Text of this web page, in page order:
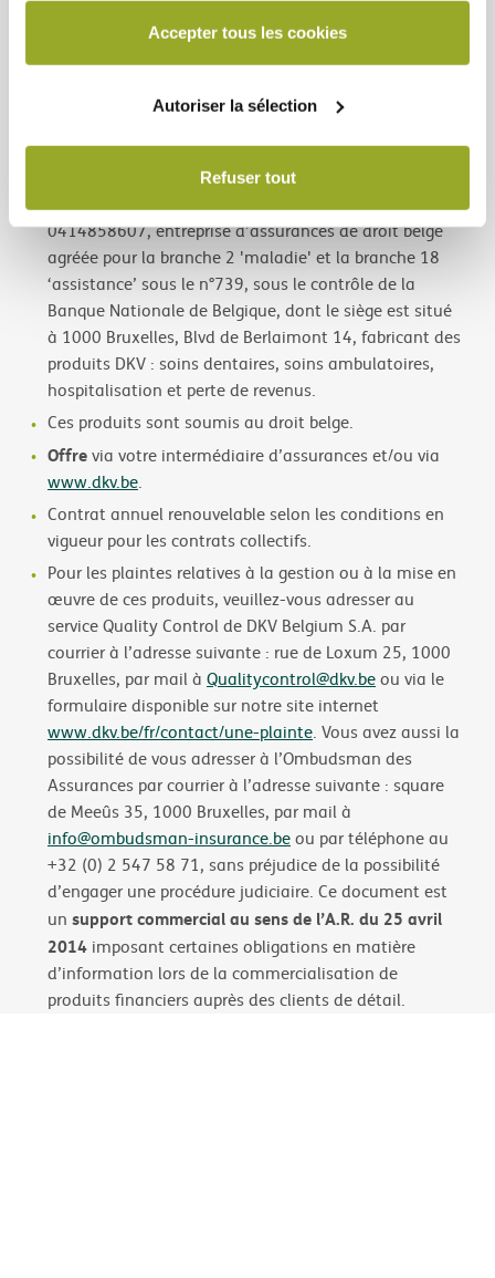
cookies par DKV ou sur la manière de bloquer et/ou de
supprimer les cookies, veuillez consulter notre
déclaration relative aux cookies, disponible au bas de
Accepter tous les cookies
Autoriser la sélection
Refuser tout
les Conditions Générales d’Assurance et les
Documents d’Information Produit (IPID)avant de
souscrire. Ces documents sont disponibles auprès de
votre intermédiaire d’assurances, sur www.dkv.be
gratuitement auprès de DKV Belgium.
DKV Belgium S.A. | Rue de Loxum 25 | 1000 Bruxelles |
Tél. : +32(0)2 287 64 11 |www.dkv.be| R.P.M.
0414858607, entreprise d’assurances de droit belge
agréée pour la branche 2 'maladie' et la branche 18
‘assistance’ sous le n°739, sous le contrôle de la
Banque Nationale de Belgique, dont le siège est situé
à 1000 Bruxelles, Blvd de Berlaimont 14, fabricant des
produits DKV : soins dentaires, soins ambulatoires,
hospitalisation et perte de revenus.
Ces produits sont soumis au droit belge.
Offrevia votre intermédiaire d’assurances et/ou via
www.dkv.be.
Contrat annuel renouvelable selon les conditions en
vigueur pour les contrats collectifs.
Pour les plaintes relatives à la gestion ou à la mise en
œuvre de ces produits, veuillez-vous adresser au
service Quality Control de DKV Belgium S.A. par
courrier à l’adresse suivante : rue de Loxum 25, 1000
Bruxelles, par mail à Qualitycontrol@dkv.beou via le
formulaire disponible sur notre site internet
www.dkv.be/fr/contact/une-plainte. Vous avez aussi la
possibilité de vous adresser à l’Ombudsman des
Assurances par courrier à l’adresse suivante : square
de Meeûs 35, 1000 Bruxelles, par mail à
info@ombudsman-insurance.beou par téléphone au
+32 (0) 2 547 58 71, sans préjudice de la possibilité
d’engager une procédure judiciaire. Ce document est
un support commercial au sens de l’A.R. du 25 avril
2014 imposant certaines obligations en matière
d’information lors de la commercialisation de
produits financiers auprès des clients de détail.